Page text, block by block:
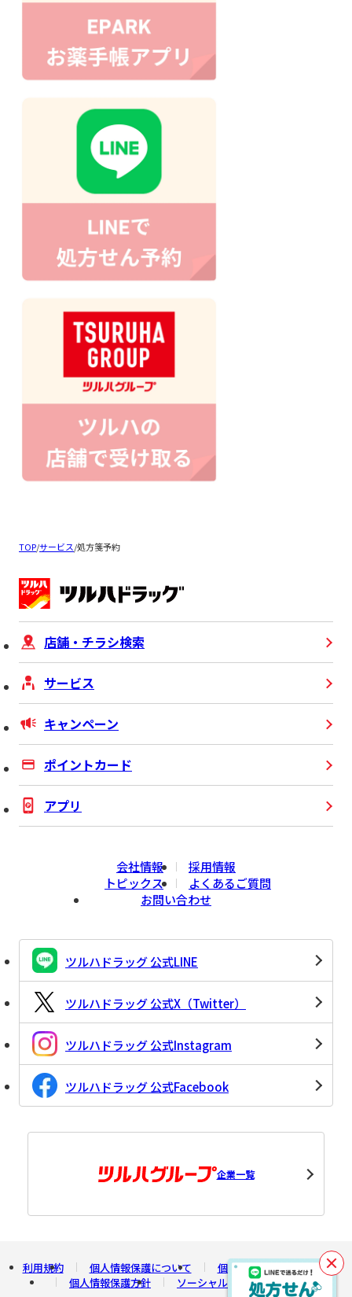
TOP/サービス/処方箋予約
店舗・チラシ検索
サービス
キャンペーン
ポイントカード
アプリ
会社情報
採用情報
トピックス
よくあるご質問
お問い合わせ
ツルハドラッグ 公式LINE
ツルハドラッグ 公式X（Twitter）
ツルハドラッグ 公式Instagram
ツルハドラッグ 公式Facebook
企業一覧
利用規約 個人情報保護について
個人情報の開示について
個人情報保護方針
ソーシャルメディアポリシー
閉